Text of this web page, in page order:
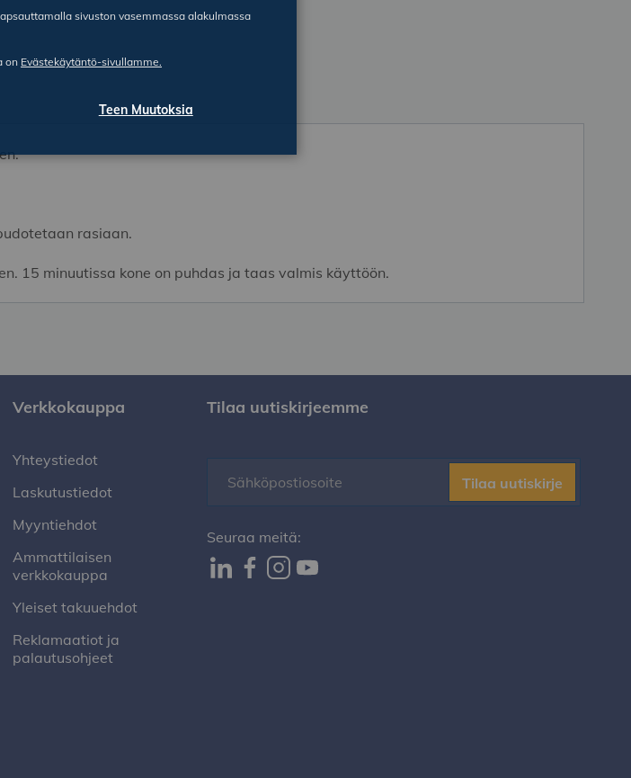
rasiaan.
15 minuutissa kone on puhdas ja taas valmis käyttöön.
Verkkokauppa
Yhteystiedot
Laskutustiedot
Myyntiehdot
Ammattilaisen
verkkokauppa
Yleiset takuuehdot
Reklamaatiot ja
palautusohjeet
Tilaa uutiskirjeemme
Tilaa uutiskirje
Seuraa meitä:
sivuston vasemmassa alakulmassa
on Evästekäytäntö-sivullamme.
Teen Muutoksia